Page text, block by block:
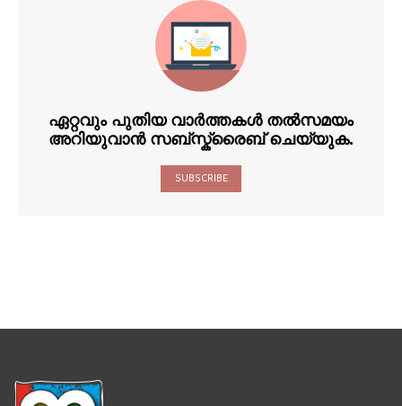
ഏറ്റവും പുതിയ വാർത്തകൾ തൽസമയം
അറിയുവാൻ സബ്സ്ക്രൈബ് ചെയ്യുക.
SUBSCRIBE